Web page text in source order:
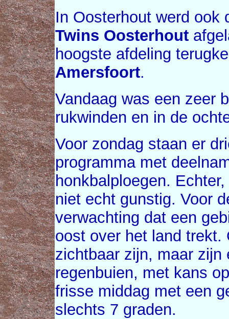
In Oosterhout werd ook
Twins Oosterhout
hoogste afdeling
Amersfoort.
Vandaag was een zeer
rukwinden en in de
Voor zondag staan er
programma met
honkbalploegen.
niet echt gunstig. Voor
verwachting dat een
oost over het land trekt.
zichtbaar zijn, maar zijn
regenbuien, met kans
frisse middag met een
slechts 7 graden.